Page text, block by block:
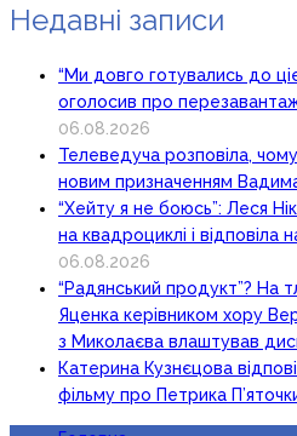
Недавні записи
“Ми довго готувались до
оголосив про
06.08.2026
Телеведуча розповіла, чому
новим призначенням
“Хейту я не боюсь”: Леся
на квадроциклі і відповіла
06.08.2026
“Радянський продукт”? На
Яценка керівником хору
з Миколаєва влаштував
Катерина Кузнєцова
фільму про Петрика